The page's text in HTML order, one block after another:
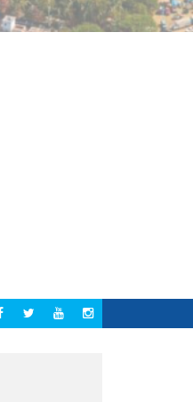
NAYARIT MUNICIPIOS DE